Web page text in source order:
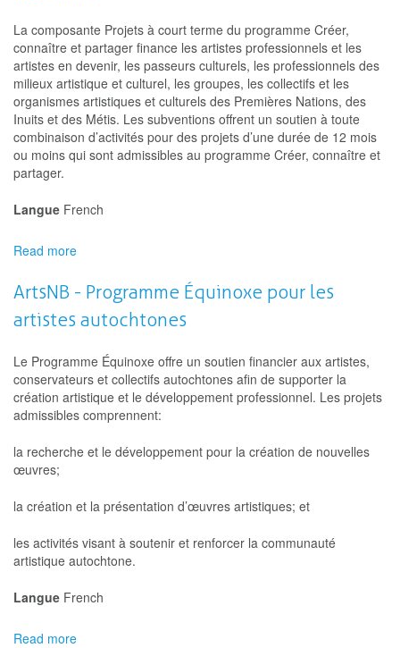
milieu
communautaire
et
scolaire
–
projets
La composante Projets à court terme du programme Créer,
connaître et partager finance les artistes professionnels et les
artistes en devenir, les passeurs culturels, les professionnels des
milieux artistique et culturel, les groupes, les collectifs et les
organismes artistiques et culturels des Premières Nations, des
Inuits et des Métis. Les subventions offrent un soutien à toute
combinaison d’activités pour des projets d’une durée de 12 mois
ou moins qui sont admissibles au programme Créer, connaître et
partager.
Langue French
Read more
des
arts
du
-
Projets
à
court
Créer,
partager
Arts
et
Premières
ArtsNB - Programme Équinoxe pour les
artistes autochtones
Le Programme Équinoxe offre un soutien financier aux artistes,
conservateurs et collectifs autochtones afin de supporter la
création artistique et le développement professionnel. Les projets
admissibles comprennent:
la recherche et le développement pour la création de nouvelles
œuvres;
la création et la présentation d’œuvres artistiques; et
les activités visant à soutenir et renforcer la communauté
artistique autochtone.
Langue French
Read more